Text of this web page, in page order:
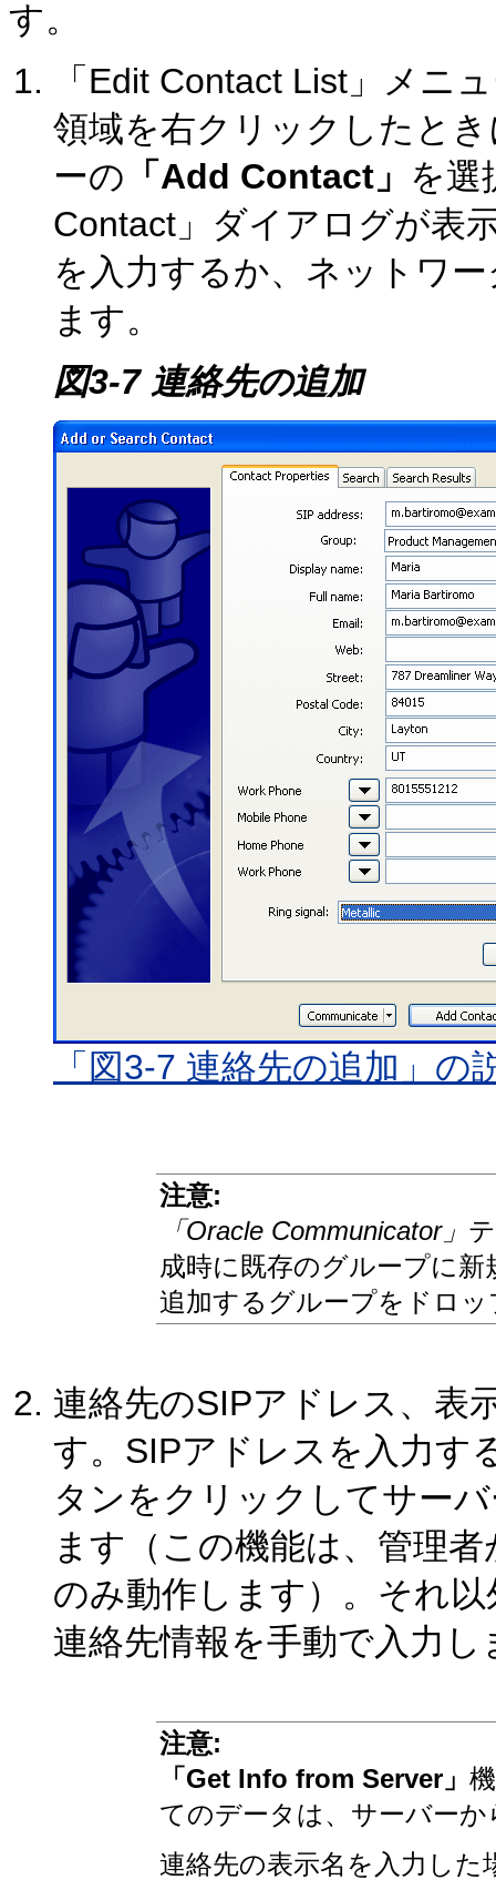
す。
「Edit Contact List」メニ
領域を右クリックしたと
ーの 「Add Contact」 を選
Contact」ダイアログが表
を入力するか、ネットワ
ます。
図3-7 連絡先の追加
「図3-7 連絡先の追加」の
注意:
「Oracle Communicator」
成時に既存のグループに
追加するグループをドロ
連絡先のSIPアドレス、表
す。SIPアドレスを入力す
タンをクリックしてサー
ます（この機能は、管理
のみ動作します）。それ
連絡先情報を手動で入力し
注意:
「Get Info from Server」
てのデータは、サーバー
連絡先の表示名を入力し